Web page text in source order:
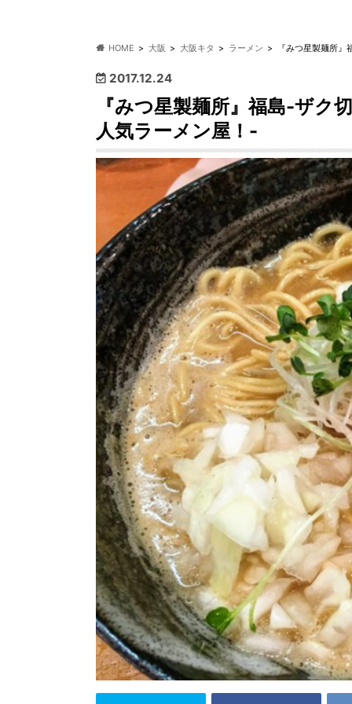
HOME 大阪 大阪キタ ラーメン 『みつ星製麺所
2017.12.24
『みつ星製麺所』福島-ザク
人気ラーメン屋！-